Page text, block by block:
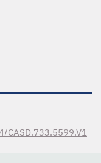
CASD.733.5599.V1